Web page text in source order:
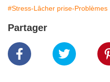
#Stress-Lâcher prise-Problèmes
Partager